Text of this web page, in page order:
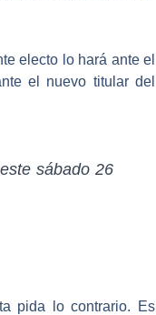
electo lo hará ante el
el nuevo titular del
sábado 26
pida lo contrario. Es